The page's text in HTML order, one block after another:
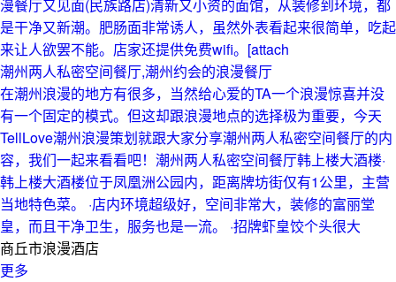
漫餐厅又见面(民族路店)清新又小资的面馆，从装修到环境，都
是干净又新潮。肥肠面非常诱人，虽然外表看起来很简单，吃起
来让人欲罢不能。店家还提供免费wifi。[attach
潮州两人私密空间餐厅,潮州约会的浪漫餐厅
在潮州浪漫的地方有很多，当然给心爱的TA一个浪漫惊喜并没
有一个固定的模式。但这却跟浪漫地点的选择极为重要，今天
TellLove潮州浪漫策划就跟大家分享潮州两人私密空间餐厅的内
容，我们一起来看看吧！潮州两人私密空间餐厅韩上楼大酒楼·
韩上楼大酒楼位于凤凰洲公园内，距离牌坊街仅有1公里，主营
当地特色菜。 ·店内环境超级好，空间非常大，装修的富丽堂
皇，而且干净卫生，服务也是一流。 ·招牌虾皇饺个头很大
商丘市浪漫酒店
更多